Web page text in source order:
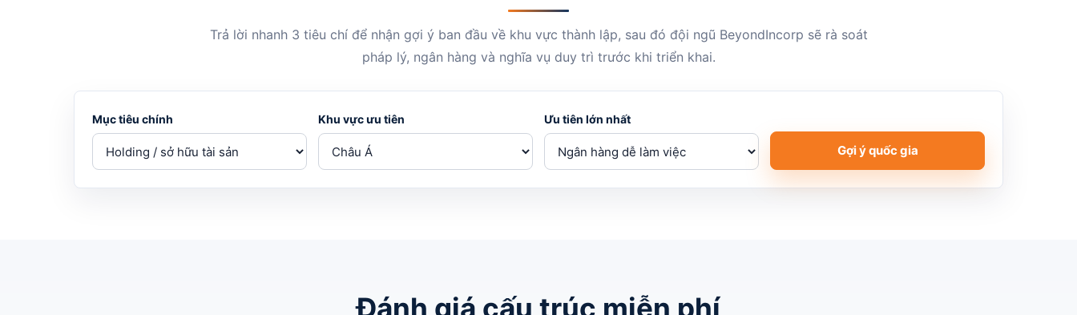
Trả lời nhanh 3 tiêu chí để nhận gợi ý ban đầu về khu vực thành lập, sau đó đội ngũ BeyondIncorp sẽ rà soát
pháp lý, ngân hàng và nghĩa vụ duy trì trước khi triển khai.
Mục tiêu chính Khu vực ưu tiên Ưu tiên lớn nhất
Gợi ý quốc gia
Đánh giá cấu trúc miễn phí